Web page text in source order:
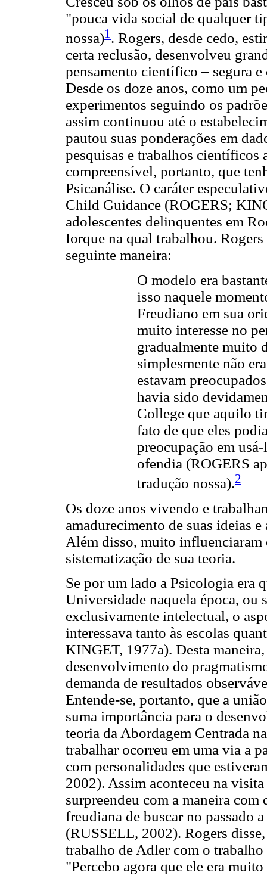
"pouca vida social de qualquer
nossa)1 . Rogers, desde cedo,
certa reclusão, desenvolveu
pensamento científico – segura
Desde os doze anos, como um
experimentos seguindo os
assim continuou até o
pautou suas ponderações em
pesquisas e trabalhos científicos
compreensível, portanto, que
Psicanálise. O caráter
Child Guidance (ROGERS;
adolescentes delinquentes em
Iorque na qual trabalhou.
seguinte maneira:
O modelo era
isso naquele
Freudiano em sua
muito interesse no
gradualmente muito
simplesmente não
estavam
havia sido
College que aquilo
fato de que eles
preocupação em
ofendia (ROGERS
tradução nossa).2
Os doze anos vivendo e
amadurecimento de suas ideias
Além disso, muito influenciaram
sistematização de sua teoria.
Se por um lado a Psicologia era
Universidade naquela época, ou
exclusivamente intelectual, o
interessava tanto às escolas
KINGET, 1977a). Desta
desenvolvimento do
demanda de resultados
Entende-se, portanto, que a
suma importância para o
teoria da Abordagem Centrada
trabalhar ocorreu em uma via a
com personalidades que
2002). Assim aconteceu na
surpreendeu com a maneira
freudiana de buscar no passado
(RUSSELL, 2002). Rogers
trabalho de Adler com o
"Percebo agora que ele era